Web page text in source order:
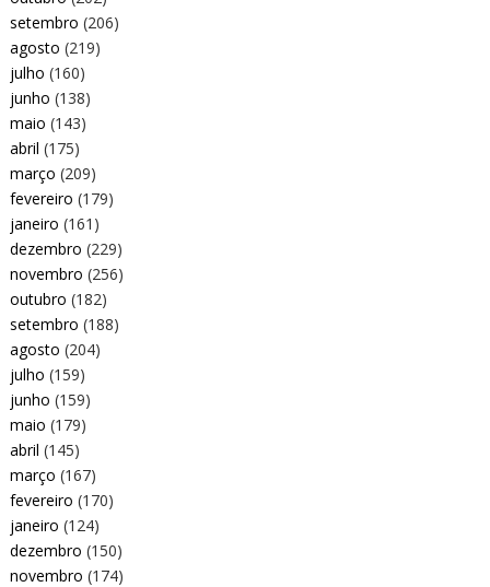
setembro (206)
agosto (219)
julho (160)
junho (138)
maio (143)
abril (175)
março (209)
fevereiro (179)
janeiro (161)
dezembro (229)
novembro (256)
outubro (182)
setembro (188)
agosto (204)
julho (159)
junho (159)
maio (179)
abril (145)
março (167)
fevereiro (170)
janeiro (124)
dezembro (150)
novembro (174)